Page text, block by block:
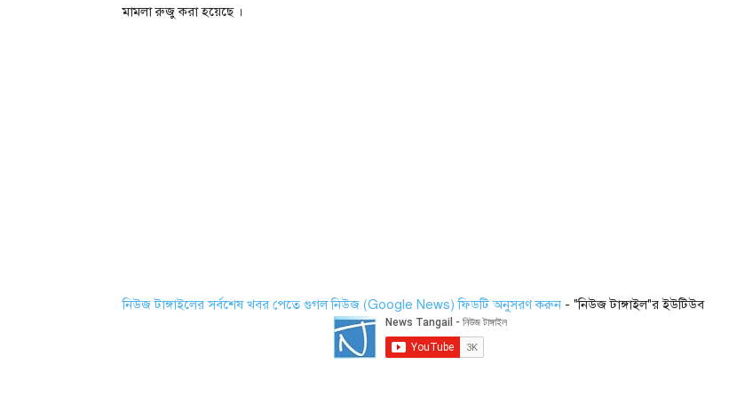
মামলা রুজু করা হয়েছে ।
নিউজ টাঙ্গাইলের সর্বশেষ খবর পেতে গুগল নিউজ (Google News) ফিডটি অনুসরণ করুন - "নিউজ টাঙ্গাইল"র ইউটিউব